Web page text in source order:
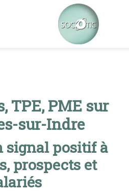
TPE, PME sur
sur-Indre
signal positif à
prospects et